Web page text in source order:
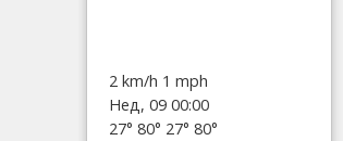
2 km/h 1 mph
Нед, 09 00:00
27° 80° 27° 80°